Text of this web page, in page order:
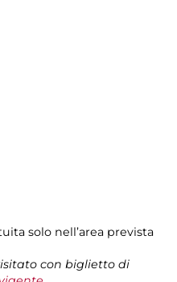
solo nell’area prevista
con biglietto di